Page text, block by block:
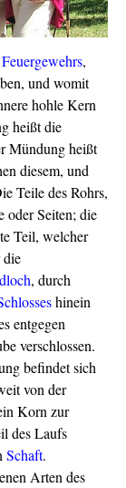
,
und womit
hohle Kern
heißt die
Mündung heißt
diesem, und
Teile des Rohrs,
oder Seiten; die
Teil, welcher
die
, durch
hinein
entgegen
verschlossen.
befindet sich
von der
Korn zur
des Laufs
Schaft.
Arten des